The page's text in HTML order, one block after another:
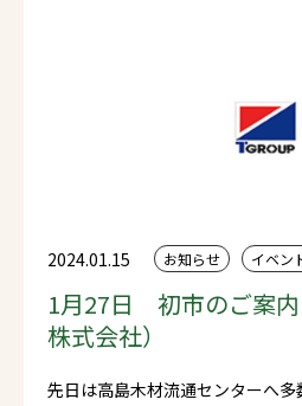
2024.01.15 お知らせ イベン
1月27日 初市のご案
株式会社）
先日は高島木材流通センターへ